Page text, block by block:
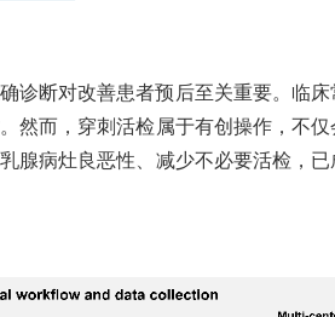
诊断对改善患者预后至关重要。临
然而，穿刺活检属于有创操作，不
腺病灶良恶性、减少不必要活检 ，